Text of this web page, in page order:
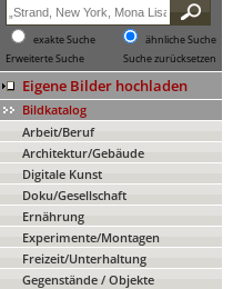
exakte Suche
ähnliche Suche
Erweiterte Suche
Suche zurücksetzen
Eigene Bilder hochladen
Bildkatalog
Arbeit/Beruf
Architektur/Gebäude
Digitale Kunst
Doku/Gesellschaft
Ernährung
Experimente/Montagen
Freizeit/Unterhaltung
Gegenstände / Objekte